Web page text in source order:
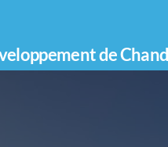
de